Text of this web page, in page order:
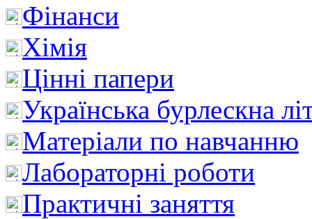
Фінанси
Хімія
Цінні папери
Українська бурлескна
Матеріали по навчанню
Лабораторні роботи
Практичні заняття